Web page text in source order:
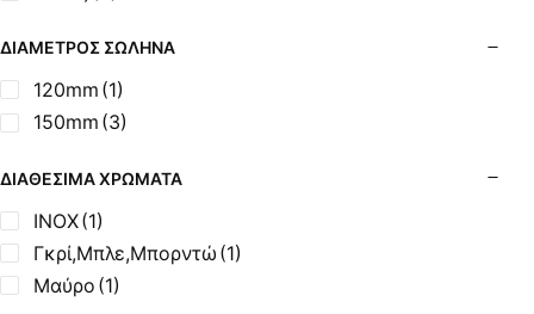
Σόμπες Ξύλου από Ατσάλι με Φούρνο
Σόμπες Πετρελαίου (Alfatherm)
Σόμπες Πετρελαίου (Assos)
Σόμπες Πετρελαίου (StarStoves)
Σόμπες Πετρελαίου (ThermoSteel)
Σόμπες Πετρελαίου Αερόθερμες (Agorastos)
Σόμπες Πετρελαίου Αερόθερμες Ρ (Thermiki)
Σόμπες Υγραερίου
ΔΙΆΜΕΤΡΟΣ ΣΩΛΉΝΑ
120mm (1)
150mm (3)
ΔΙΑΘΈΣΙΜΑ ΧΡΏΜΑΤΑ
INOX(1)
Γκρί,Μπλε,Μπορντώ (1)
Μαύρο (1)